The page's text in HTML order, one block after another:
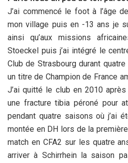
J’ai commencé le foot à l’âge
mon village puis en -13 ans je
ainsi qu’aux missions
Stoeckel puis j’ai intégré le
Club de Strasbourg durant
un titre de Champion de France
J’ai quitté le club en 2010
une fracture tibia péroné pour
pendant quatre saisons où j’ai
montée en DH lors de la
match en CFA2 sur les quatre
arriver à Schirrhein la saison